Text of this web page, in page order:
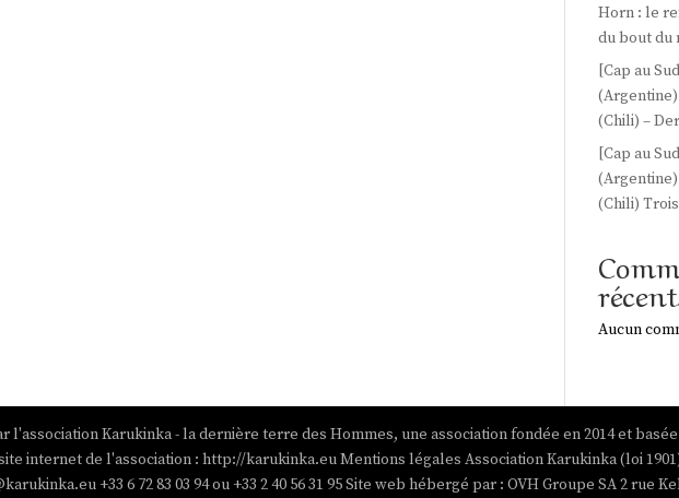
Horn : le
du bout du
[Cap au
(Chili) –
[Cap au
(Chili)
Aucun
Karukinka - la dernière terre des Hommes, une association fondée en 2014 et
internet de l'association : http://karukinka.eu Mentions légales Association Karukinka (loi 1901)
+33 6 72 83 03 94 ou +33 2 40 56 31 95 Site web hébergé par : OVH Groupe SA 2 rue